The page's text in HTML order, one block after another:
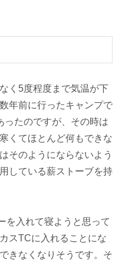
く5度程度まで気温が下
年前に行ったキャンプで
ったのですが、その時は
くてほとんど何もできな
そのようにならないよう
している薪ストーブを持
を入れて寝ようと思って
スTCに入れることにな
きなくなりそうです。そ